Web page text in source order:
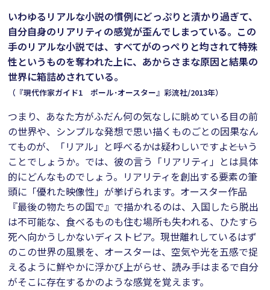
いわゆるリアルな小説の慣例にどっぷりと漬かり過ぎて、
自分自身のリアリティの感覚が歪んでしまっている。この
手のリアルな小説では、すべてがのっぺりと均されて特殊
性というものを奪われた上に、あからさまな原因と結果の
世界に箱詰めされている。
（『現代作家ガイド1 ポール･オースター』彩流社/2013年）
つまり、あなた方がふだん何の気なしに眺めている目の前
の世界や、シンプルな発想で思い描くものごとの因果なん
てものが、「リアル」と呼べるかは疑わしいですよ――という
ことでしょうか。では、彼の言う「リアリティ」とは具体
的にどんなものでしょう。リアリティを創出する要素の筆
頭に「優れた映像性」が挙げられます。オースター作品
『最後の物たちの国で』で描かれるのは、入国したら脱出
は不可能な、食べるものも住む場所も失われる、ひたすら
死へ向かうしかないディストピア。現世離れしているはず
のこの世界の風景を、オースターは、空気や光を五感で捉
えるように鮮やかに浮かび上がらせ、読み手はまるで自分
がそこに存在するかのような感覚を覚えます。